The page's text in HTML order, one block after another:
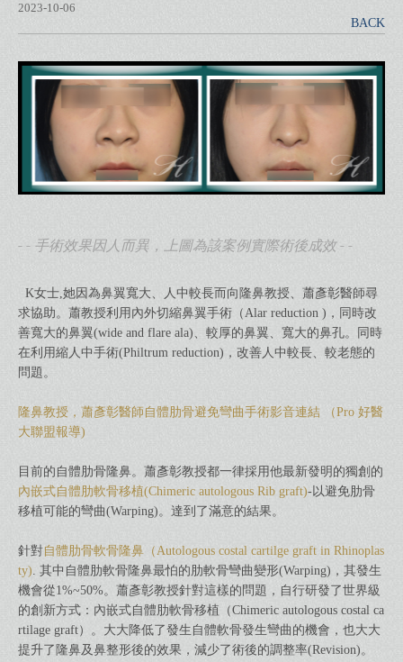
2023-10-06
BACK
- - 手術效果因人而異，上圖為該案例實際術後成效 - -
K女士,她因為鼻翼寬大、人中較長而向隆鼻教授、蕭彥彰醫師尋
求協助。蕭教授利用內外切縮鼻翼手術（Alar reduction )，同時改
善寬大的鼻翼(wide and flare ala)、較厚的鼻翼、寬大的鼻孔。同時
在利用縮人中手術(Philtrum reduction)，改善人中較長、較老態的
問題。
隆鼻教授，蕭彥彰醫師自體肋骨避免彎曲手術影音連結 （Pro 好醫
大聯盟報導)
目前的自體肋骨隆鼻。蕭彥彰教授都一律採用他最新發明的獨創的
內嵌式自體肋軟骨移植(Chimeric autologous Rib graft)-以避免肋骨
移植可能的彎曲(Warping)。達到了滿意的結果。
針對自體肋骨軟骨隆鼻（Autologous costal cartilge graft in Rhinoplas
ty). 其中自體肋軟骨隆鼻最怕的肋軟骨彎曲變形(Warping)，其發生
機會從1%~50%。蕭彥彰教授針對這樣的問題，自行研發了世界級
的創新方式：內嵌式自體肋軟骨移植（Chimeric autologous costal ca
rtilage graft）。大大降低了發生自體軟骨發生彎曲的機會，也大大
提升了隆鼻及鼻整形後的效果，減少了術後的調整率(Revision)。